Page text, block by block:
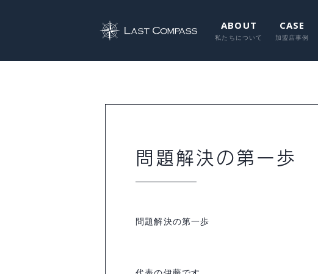
ABOUT CASE
問題解決の第一歩
問題解決の第一歩